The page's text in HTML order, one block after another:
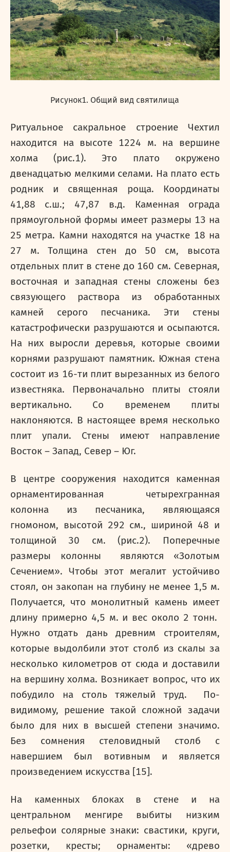
Рисунок1. Общий вид святилища
Ритуальное сакральное строение Чехтил
находится на высоте 1224 м. на вершине
холма (рис.1). Это плато окружено
двенадцатью мелкими селами. На плато есть
родник и священная роща. Координаты
41,88 с.ш.; 47,87 в.д. Каменная ограда
прямоугольной формы имеет размеры 13 на
25 метра. Камни находятся на участке 18 на
27 м. Толщина стен до 50 см, высота
отдельных плит в стене до 160 см. Северная,
восточная и западная стены сложены без
связующего раствора из обработанных
камней серого песчаника. Эти стены
катастрофически разрушаются и осыпаются.
На них выросли деревья, которые своими
корнями разрушают памятник. Южная стена
состоит из 16-ти плит вырезанных из белого
известняка. Первоначально плиты стояли
вертикально. Со временем плиты
наклоняются. В настоящее время несколько
плит упали. Стены имеют направление
Восток – Запад, Север – Юг.
В центре сооружения находится каменная
орнаментированная четырехгранная
колонна из песчаника, являющаяся
гномоном, высотой 292 см., шириной 48 и
толщиной 30 см. (рис.2). Поперечные
размеры колонны являются «Золотым
Сечением». Чтобы этот мегалит устойчиво
стоял, он закопан на глубину не менее 1,5 м.
Получается, что монолитный камень имеет
длину примерно 4,5 м. и вес около 2 тонн.
Нужно отдать дань древним строителям,
которые выдолбили этот столб из скалы за
несколько километров от сюда и доставили
на вершину холма. Возникает вопрос, что их
побудило на столь тяжелый труд. По-
видимому, решение такой сложной задачи
было для них в высшей степени значимо.
Без сомнения стеловидный столб с
навершием был вотивным и является
произведением искусства [15].
На каменных блоках в стене и на
центральном менгире выбиты низким
рельефои солярные знаки: свастики, круги,
розетки, кресты; орнаменты: «древо